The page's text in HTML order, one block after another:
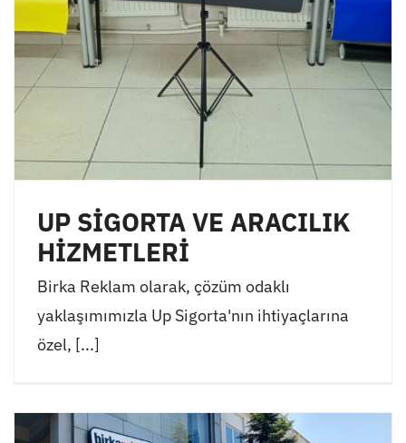
UP SİGORTA VE ARACILIK
HİZMETLERİ
Birka Reklam olarak, çözüm odaklı
yaklaşımımızla Up Sigorta'nın ihtiyaçlarına
özel, [...]